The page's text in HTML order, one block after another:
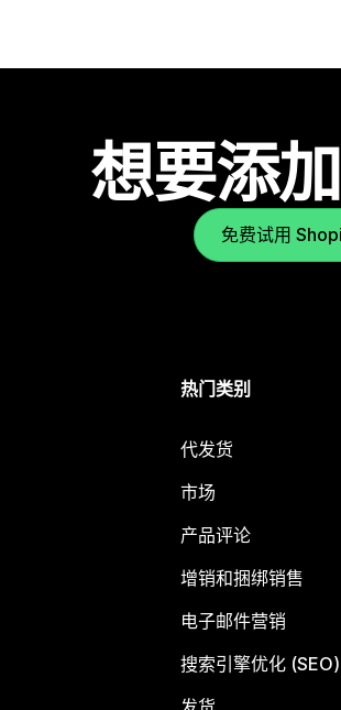
想要添
免费试用
热门类别
代发货
市场
产品评论
增销和捆绑销售
电子邮件营销
搜索引擎优化 (SEO)